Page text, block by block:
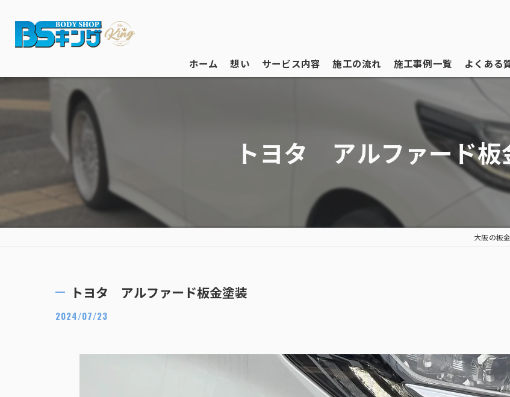
ホーム 想い サービス内容 施工の流れ 施工事例一覧 よくある
トヨタ アルファード板
大阪の板
トヨタ アルファード板金塗装
2024/07/23